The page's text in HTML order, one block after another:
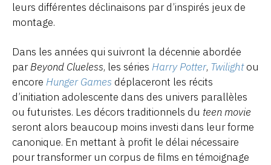
leurs différentes déclinaisons par d’inspirés jeux de
montage.
Dans les années qui suivront la décennie abordée
parBeyond Clueless, les séries Harry Potter, Twilightou
encore Hunger Games déplaceront les récits
d’initiation adolescente dans des univers parallèles
ou futuristes. Les décors traditionnels du teen movie
seront alors beaucoup moins investi dans leur forme
canonique. En mettant à profit le délai nécessaire
pour transformer un corpus de films en témoignage